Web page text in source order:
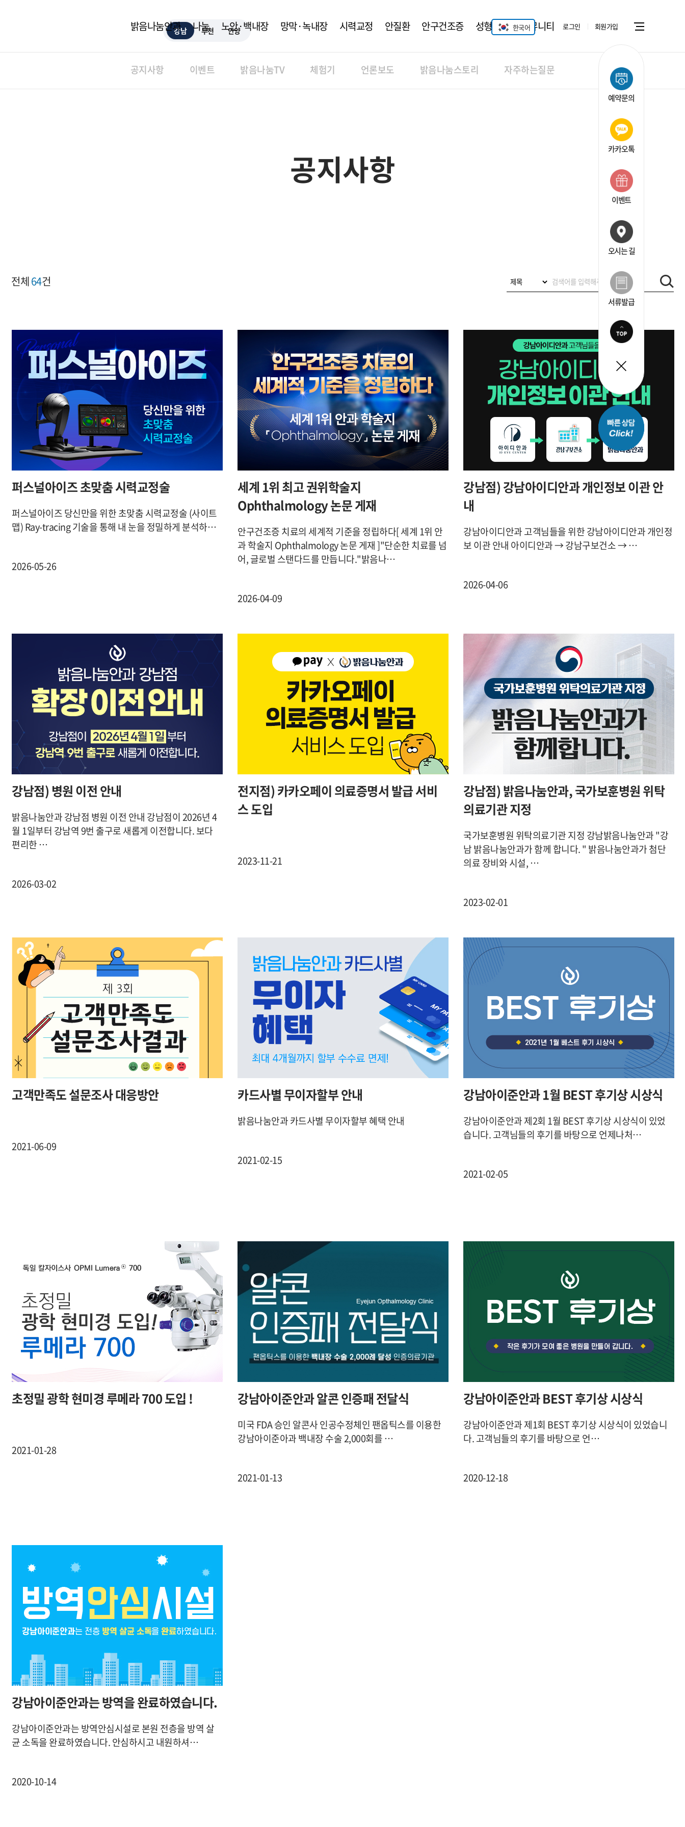
강남 부천 안양
밝음나눔안과 나눔 노안·백내장 망막·녹내장 시력교정 안질환 안구건조증 성형안과 커뮤니티
한국어 로그인 회원가입
공지사항 이벤트 밝음나눔TV 체험기 언론보도 밝음나눔스토리 자주하는질문
공지사항
전체64건
퍼스널아이즈 초맞춤 시력교정술
퍼스널아이즈 당신만을 위한 초맞춤 시력교정술 (사이트
맵) Ray-tracing 기술을 통해 내 눈을 정밀하게 분석하…
2026-05-26
세계 1위 최고 권위학술지
Ophthalmology 논문 게재
안구건조증 치료의 세계적 기준을 정립하다[ 세계 1위 안
과 학술지 Ophthalmology 논문 게재 ]"단순한 치료를 넘
어, 글로벌 스탠다드를 만듭니다."밝음나…
2026-04-09
강남점) 강남아이디안과 개인정보 이관 안
내
강남아이디안과 고객님들을 위한 강남아이디안과 개인정
보 이관 안내 아이디안과 → 강남구보건소 → …
2026-04-06
강남점) 병원 이전 안내
밝음나눔안과 강남점 병원 이전 안내 강남점이 2026년 4
월 1일부터 강남역 9번 출구로 새롭게 이전합니다. 보다
편리한 …
2026-03-02
전지점) 카카오페이 의료증명서 발급 서비
스 도입
2023-11-21
강남점) 밝음나눔안과, 국가보훈병원 위탁
의료기관 지정
국가보훈병원 위탁의료기관 지정 강남밝음나눔안과 "강
남 밝음나눔안과가 함께 합니다. " 밝음나눔안과가 첨단
의료 장비와 시설, …
2023-02-01
고객만족도 설문조사 대응방안
2021-06-09
카드사별 무이자할부 안내
밝음나눔안과 카드사별 무이자할부 혜택 안내
2021-02-15
강남아이준안과 1월 BEST 후기상 시상식
강남아이준안과 제2회 1월 BEST 후기상 시상식이 있었
습니다. 고객님들의 후기를 바탕으로 언제나처…
2021-02-05
초정밀 광학 현미경 루메라 700 도입 !
2021-01-28
강남아이준안과 알콘 인증패 전달식
미국 FDA 승인 알콘사 인공수정체인 팬옵틱스를 이용한
강남아이준아과 백내장 수술 2,000회를 …
2021-01-13
강남아이준안과 BEST 후기상 시상식
강남아이준안과 제1회 BEST 후기상 시상식이 있었습니
다. 고객님들의 후기를 바탕으로 언…
2020-12-18
강남아이준안과는 방역을 완료하였습니다.
강남아이준안과는 방역안심시설로 본원 전층을 방역 살
균 소독을 완료하였습니다. 안심하시고 내원하셔…
2020-10-14
예약문의
카카오톡
이벤트
오시는 길
서류발급